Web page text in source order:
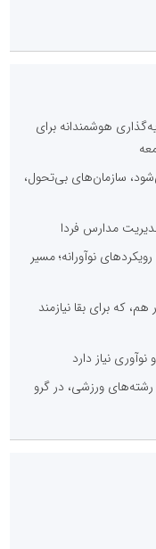
هوشمندانه برای
سازمان‌های بی‌تحول،
مدارس فردا
نوآورانه؛ مسیر
که برای بقا نیازمند
نیاز دارد
ورزشی، در گرو